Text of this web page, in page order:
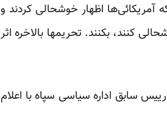
آمریکائی‌ها اظهار خوشحالی کردند و
کنند، بکنند. تحریمها بالاخره اثر
سابق اداره سیاسی سپاه با اعلام